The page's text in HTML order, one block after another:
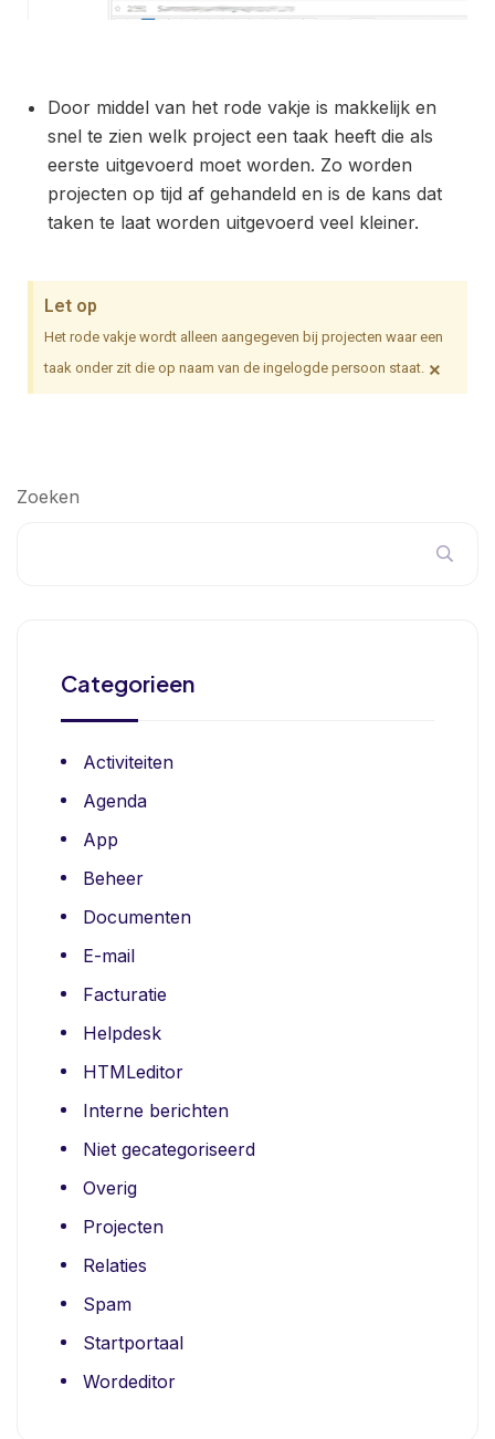
Door middel van het rode vakje is makkelijk en
snel te zien welk project een taak heeft die als
eerste uitgevoerd moet worden. Zo worden
projecten op tijd af gehandeld en is de kans dat
taken te laat worden uitgevoerd veel kleiner.
Let op
Het rode vakje wordt alleen aangegeven bij projecten waar een
taak onder zit die op naam van de ingelogde persoon staat. ×
Zoeken
Categorieen
Activiteiten
Agenda
App
Beheer
Documenten
E-mail
Facturatie
Helpdesk
HTMLeditor
Interne berichten
Niet gecategoriseerd
Overig
Projecten
Relaties
Spam
Startportaal
Wordeditor